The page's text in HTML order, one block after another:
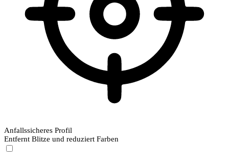
Anfallssicheres Profil
Entfernt Blitze und reduziert Farben